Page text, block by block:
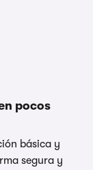
pocos
básica y
segura y